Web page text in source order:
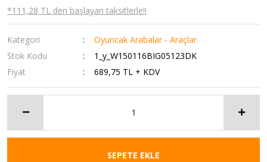
*111,28 TL den başlayan taksitlerle!!
Kategori
Oyuncak Arabalar - Araçlar
Stok Kodu
1_y_W150116BIG05123DK
Fiyat
689,75 TL + KDV
SEPETE EKLE